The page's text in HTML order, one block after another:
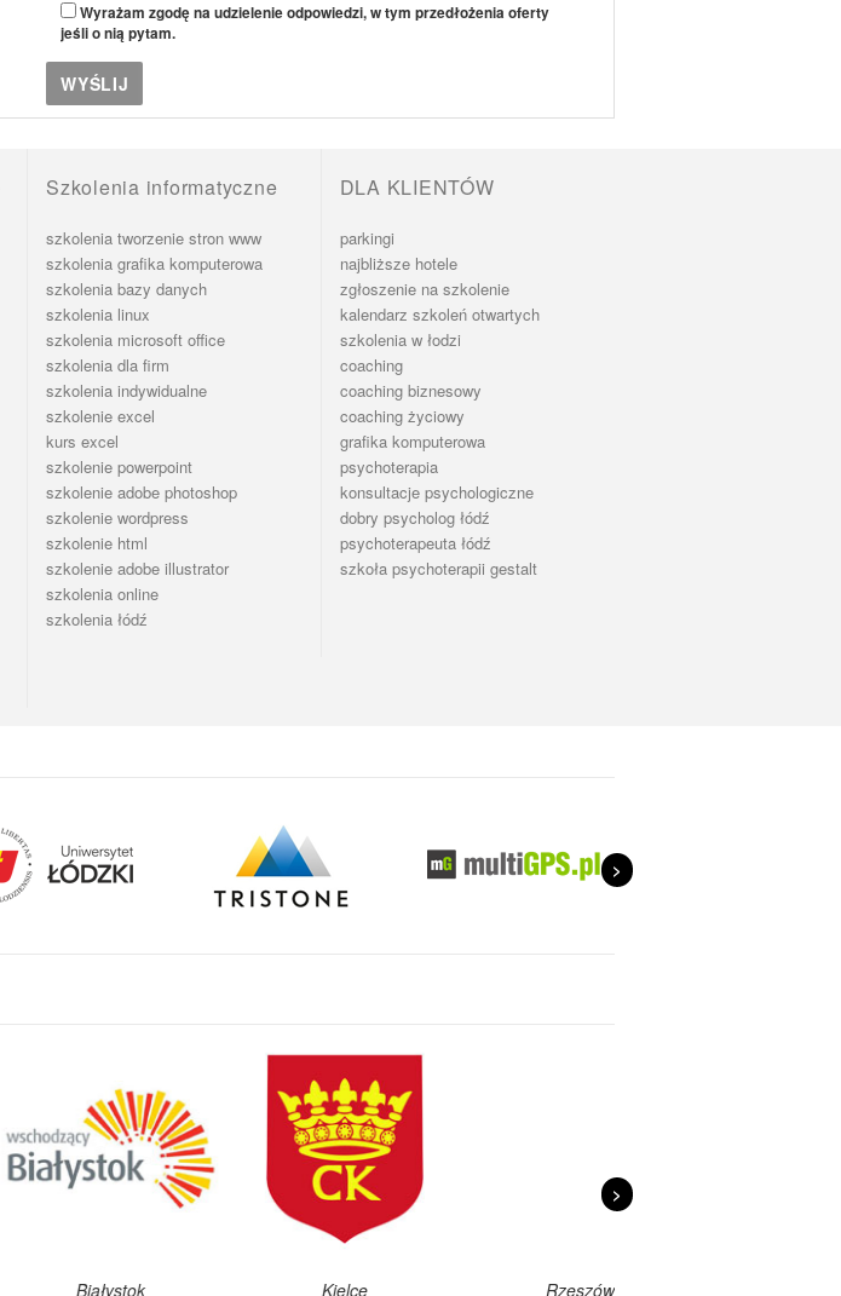
Wyrażam zgodę na udzielenie odpowiedzi, w tym przedłożenia oferty
jeśli o nią pytam.
Szkolenia informatyczne
szkolenia tworzenie stron www
szkolenia grafika komputerowa
szkolenia bazy danych
szkolenia linux
szkolenia microsoft office
szkolenia dla firm
szkolenia indywidualne
szkolenie excel
kurs excel
szkolenie powerpoint
szkolenie adobe photoshop
szkolenie wordpress
szkolenie html
szkolenie adobe illustrator
szkolenia online
szkolenia łódź
DLA KLIENTÓW
parkingi
najbliższe hotele
zgłoszenie na szkolenie
kalendarz szkoleń otwartych
szkolenia w łodzi
coaching
coaching biznesowy
coaching życiowy
grafika komputerowa
psychoterapia
konsultacje psychologiczne
dobry psycholog łódź
psychoterapeuta łódź
szkoła psychoterapii gestalt
>
Białystok Rzeszów
>